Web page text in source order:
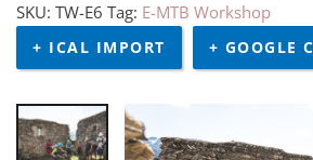
SKU: TW-E6 Tag: E-MTB Workshop
+ ICAL IMPORT + GOOGLE